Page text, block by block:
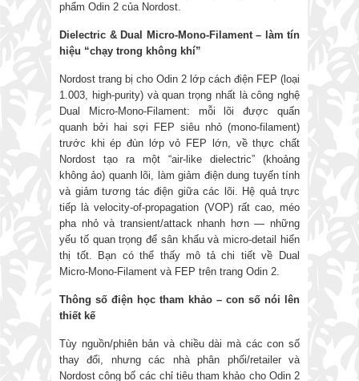
phẩm Odin 2 của Nordost.
Dielectric & Dual Micro-Mono-Filament – làm tín
hiệu “chạy trong không khí”
Nordost trang bị cho Odin 2 lớp cách điện FEP (loại
1.003, high-purity) và quan trọng nhất là công nghệ
Dual Micro-Mono-Filament: mỗi lõi được quấn
quanh bởi hai sợi FEP siêu nhỏ (mono-filament)
trước khi ép đùn lớp vỏ FEP lớn, về thực chất
Nordost tạo ra một “air-like dielectric” (khoảng
không ảo) quanh lõi, làm giảm điện dung tuyến tính
và giảm tương tác điện giữa các lõi. Hệ quả trực
tiếp là velocity-of-propagation (VOP) rất cao, méo
pha nhỏ và transient/attack nhanh hơn — những
yếu tố quan trọng để sân khấu và micro-detail hiển
thị tốt. Bạn có thể thấy mô tả chi tiết về Dual
Micro-Mono-Filament và FEP trên trang Odin 2.
Thông số điện học tham khảo – con số nói lên
thiết kế
Tùy nguồn/phiên bản và chiều dài mà các con số
thay đổi, nhưng các nhà phân phối/retailer và
Nordost công bố các chỉ tiêu tham khảo cho Odin 2